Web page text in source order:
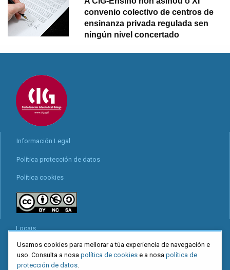
convenio colectivo de centros de
ensinanza privada regulada sen
ningún nivel concertado
Información Legal
Política protección de datos
Política cookies
Locais
Mapa web
Redes sociais
Usamos cookies para mellorar a túa experiencia de navegación e
uso. Consulta a nosa política de cookies e a nosa política de
protección de datos